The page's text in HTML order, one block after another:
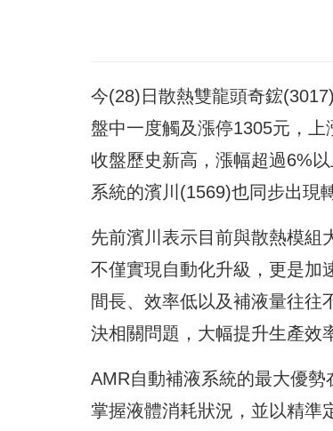
今(28)日散熱雙龍頭奇鋐
盤中一度觸及漲停1305元，
收盤歷史新高，漲幅超過6%
系統的濱川(1569)也同步出現
先前濱川表示目前與散熱模組
不僅實現自動化升級，更是加
間長、效率低以及補液量往往
決相關問題，大幅提升生產效
AMR自動補液系統的最大優
掌握液體消耗狀況，並以精準